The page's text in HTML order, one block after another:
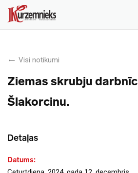
Visi notikumi
Ziemas skrubju
Šlakorcinu.
Detaļas
Datums: